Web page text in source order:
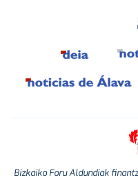
Bizkaiko Foru Aldundiak